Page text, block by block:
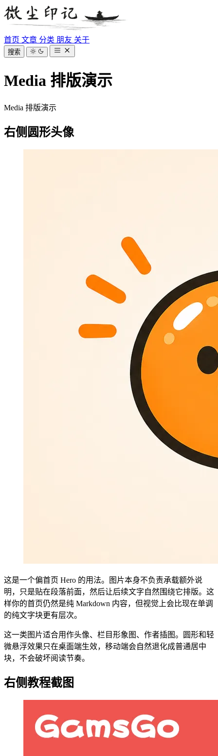
首页 文章 分类 朋友 关于
搜索
Media 排版演示
Media 排版演示
右侧圆形头像
这是一个偏首页 Hero 的用法。图片本身不负责承载额外说
明，只是贴在段落前面，然后让后续文字自然围绕它排版。这
样你的首页仍然是纯 Markdown 内容，但视觉上会比现在单调
的纯文字块更有层次。
这一类图片适合用作头像、栏目形象图、作者插图。圆形和轻
微悬浮效果只在桌面端生效，移动端会自然退化成普通居中
块，不会破坏阅读节奏。
右侧教程截图